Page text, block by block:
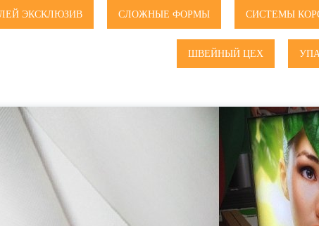
ЭКСКЛЮЗИВ СЛОЖНЫЕ ФОРМЫ СИСТЕМЫ
ШВЕЙНЫЙ ЦЕХ